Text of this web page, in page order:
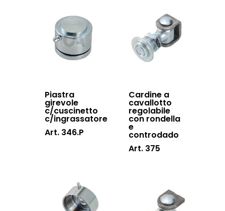
Piastra
girevole
c/cuscinetto
c/ingrassatore
Art. 346.P
Cardine a
cavallotto
regolabile
con rondella
e
controdado
Art. 375
Hardware
Inox